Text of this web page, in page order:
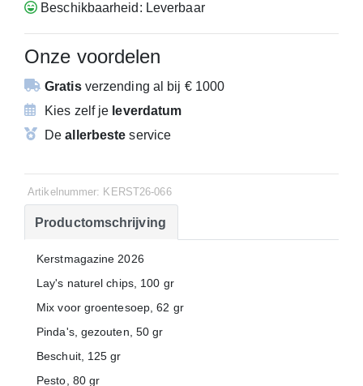
Beschikbaarheid: Leverbaar
Onze voordelen
Gratisverzending al bij € 1000
Kies zelf je leverdatum
Deallerbeste service
Artikelnummer: KERST26-066
Productomschrijving
Kerstmagazine 2026
Lay's naturel chips, 100 gr
Mix voor groentesoep, 62 gr
Pinda's, gezouten, 50 gr
Beschuit, 125 gr
Pesto, 80 gr